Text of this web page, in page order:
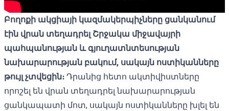
Բողոքի ակցիայի կազմակերպիչները ցանկանում
էին վրան տեղադրել Շրջակա միջավայրի
պահպանության և գյուղատնտեսության
նախարարության բակում, սակայն ոստիկանները
թույլ չտվեցին։ Դրանից հետո ակտիվիստները
որոշել են վրան տեղադրել նախարարության
ցանկապատի մոտ, սակայն ոստիկանները խլել են